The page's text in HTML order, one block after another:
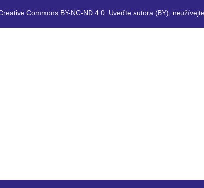
Commons BY-NC-ND 4.0. Uveďte autora (BY),